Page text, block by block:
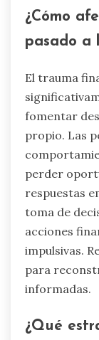
¿Cómo
pasado a
El trauma
fomentar
propio. Las
perder
respuestas
toma de
acciones
impulsivas.
para
informadas.
¿Qué